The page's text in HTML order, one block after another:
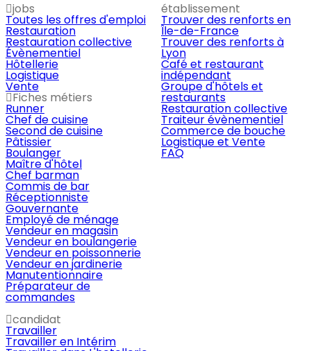
jobs
Toutes les offres d'emploi
Restauration
Restauration collective
Évènementiel
Hôtellerie
Logistique
Vente
Fiches métiers
Runner
Chef de cuisine
Second de cuisine
Pâtissier
Boulanger
Maître d'hôtel
Chef barman
Commis de bar
Réceptionniste
Gouvernante
Employé de ménage
Vendeur en magasin
Vendeur en boulangerie
Vendeur en poissonnerie
Vendeur en jardinerie
Manutentionnaire
Préparateur de
commandes
établissement
Trouver des renforts en
Île-de-France
Trouver des renforts à
Lyon
Café et restaurant
indépendant
Groupe d'hôtels et
restaurants
Restauration collective
Traiteur évènementiel
Commerce de bouche
Logistique et Vente
FAQ
candidat
Travailler
Travailler en Intérim